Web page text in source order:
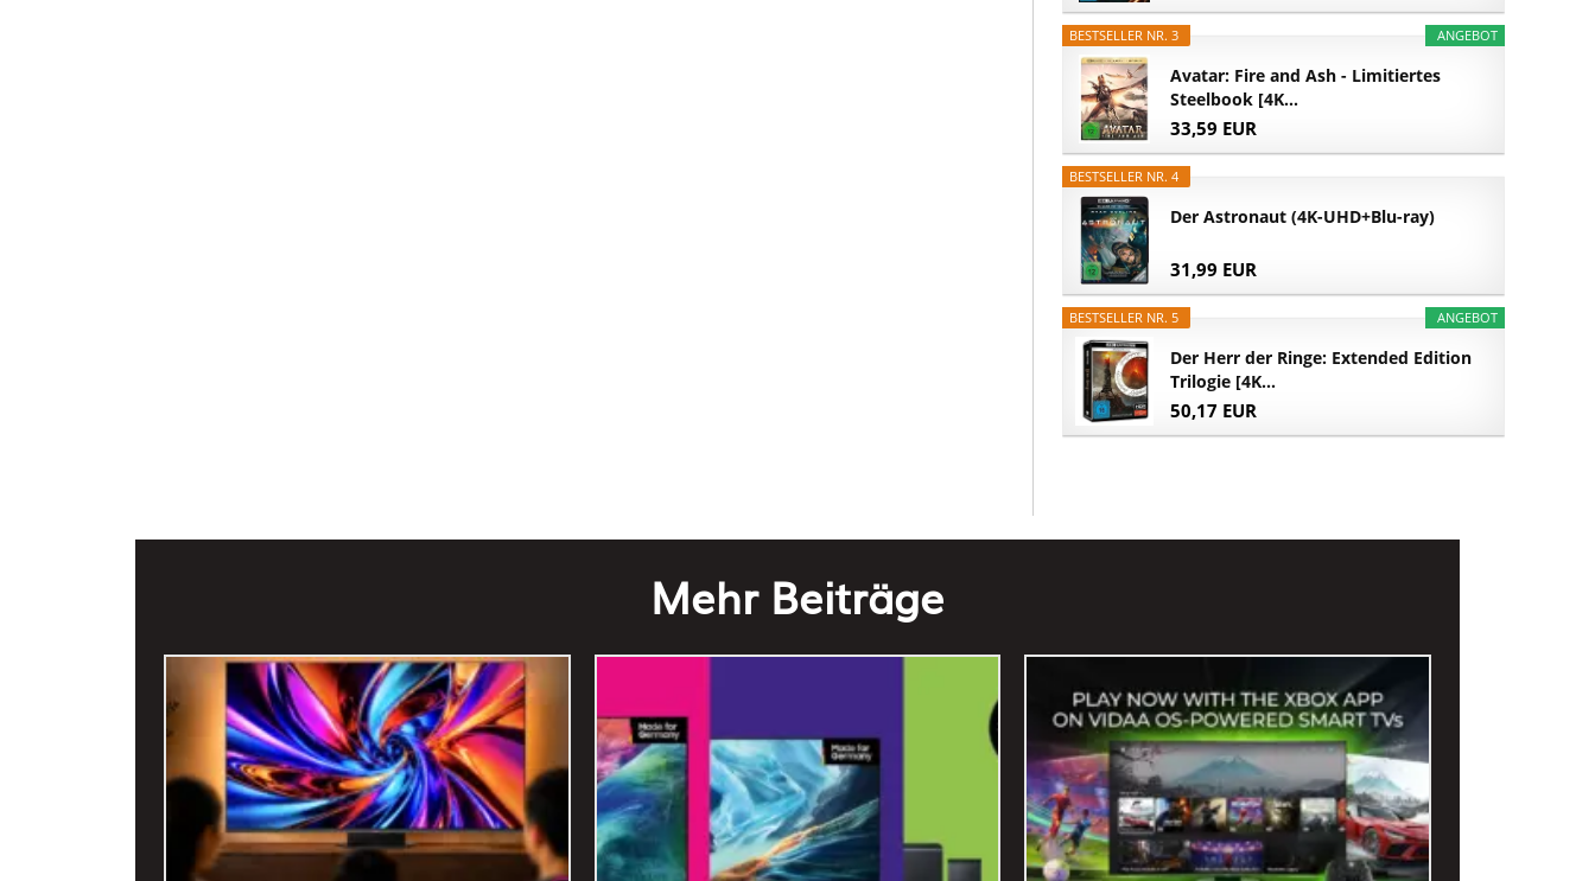
ANGEBOT
BESTSELLER NR. 3
Avatar: Fire and Ash - Limitiertes
Steelbook [4K...
33,59 EUR
BESTSELLER NR. 4
Der Astronaut (4K-UHD+Blu-ray)
31,99 EUR
ANGEBOT
BESTSELLER NR. 5
Der Herr der Ringe: Extended Edition
Trilogie [4K...
50,17 EUR
Mehr Beiträge